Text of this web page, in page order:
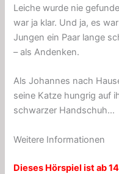
Leiche wurde nie
war ja klar. Und ja, es
Jungen ein Paar lange
– als Andenken.
Als Johannes nach
seine Katze hungrig auf
schwarzer Handschuh…
Weitere Informationen
Dieses Hörspiel ist ab